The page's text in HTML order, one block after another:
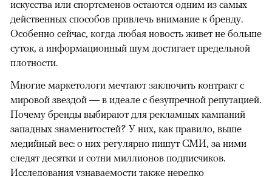
искусства или спортсменов остаются одним из самых
действенных способов привлечь внимание к бренду.
Особенно сейчас, когда любая новость живет не больше
суток, а информационный шум достигает предельной
плотности.
Многие маркетологи мечтают заключить контракт с
мировой звездой — в идеале с безупречной репутацией.
Почему бренды выбирают для рекламных кампаний
западных знаменитостей? У них, как правило, выше
медийный вес: о них регулярно пишут СМИ, за ними
следят десятки и сотни миллионов подписчиков.
Исследования узнаваемости также нередко